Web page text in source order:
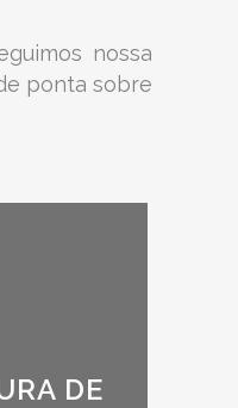
nossa
ponta sobre
DE